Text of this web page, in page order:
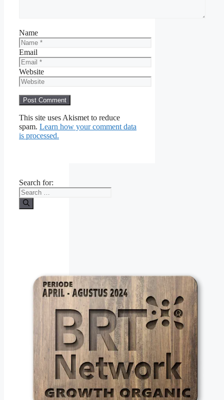
Name
Email
Website
This site uses Akismet to reduce
spam. Learn how your comment data
is processed.
Search for: